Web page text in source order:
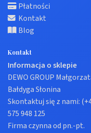
Płatności
Kontakt
Blog
Kontakt
Informacja o sklepie
DEWO GROUP
Bałdyga Słonina
Skontaktuj się z nami:
575 948 125
Firma czynna od pn.-pt.